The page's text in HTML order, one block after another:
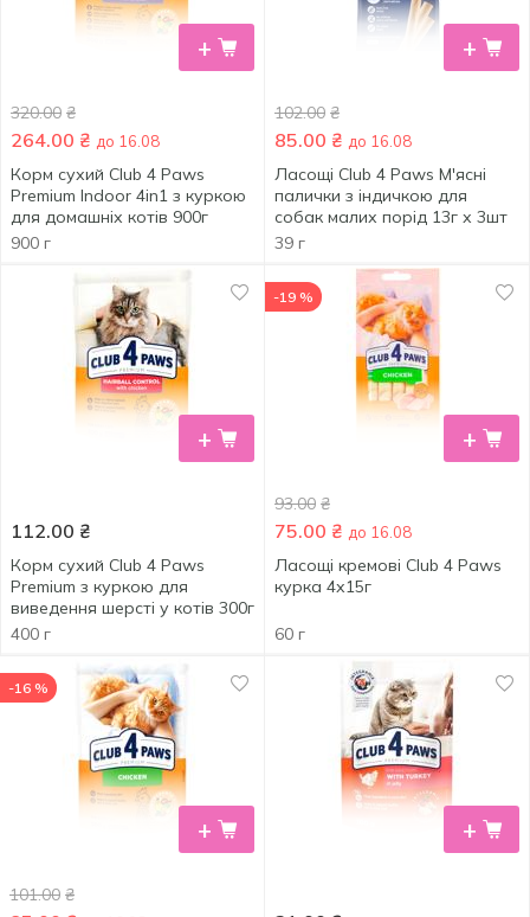
+
320.00 ₴
264.00 ₴ до 16.08
Корм сухий Club 4 Paws
Premium Indoor 4in1 з куркою
для домашніх котів 900г
900 г
+
102.00 ₴
85.00 ₴ до 16.08
Ласощі Club 4 Paws М'ясні
палички з індичкою для
собак малих порід 13г х 3шт
39 г
+
112.00 ₴
Корм сухий Club 4 Paws
Premium з куркою для
виведення шерсті у котів 300г
400 г
+
-19 %
93.00 ₴
75.00 ₴ до 16.08
Ласощі кремові Club 4 Paws
курка 4х15г
60 г
+
-16 %
101.00 ₴
+